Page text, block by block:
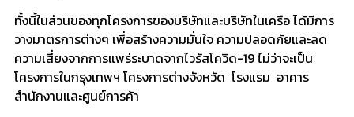
ทั้งนี้ในส่วนของทุกโครงการของบริษัทและบริษัทในเครือ ได้มีการ
วางมาตรการต่างๆ เพื่อสร้างความมั่นใจ ความปลอดภัยและลด
ความเสี่ยงจากการแพร่ระบาดจากไวรัสโควิด-19 ไม่ว่าจะเป็น
โครงการในกรุงเทพฯ โครงการต่างจังหวัด โรงแรม อาคาร
สำนักงานและศูนย์การค้า